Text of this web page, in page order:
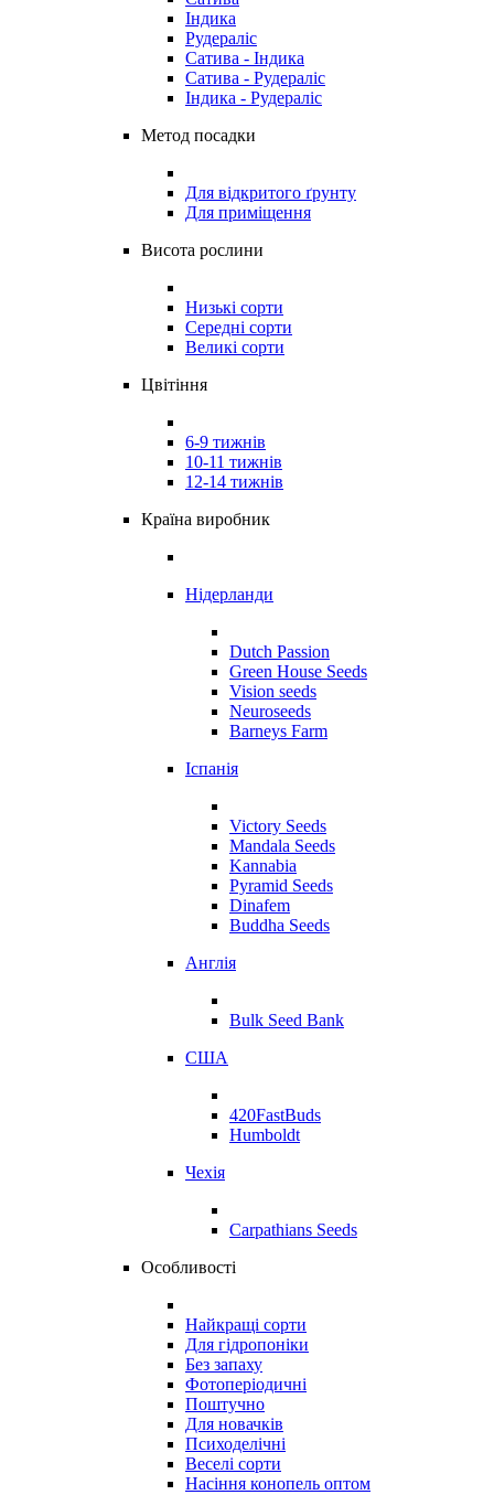
Індика
Рудераліс
Сатива - Індика
Сатива - Рудераліс
Індика - Рудераліс
Метод посадки
Для відкритого ґрунту
Для приміщення
Висота рослини
Низькі сорти
Середні сорти
Великі сорти
Цвітіння
6-9 тижнів
10-11 тижнів
12-14 тижнів
Країна виробник
Нідерланди
Dutch Passion
Green House Seeds
Vision seeds
Neuroseeds
Barneys Farm
Іспанія
Victory Seeds
Mandala Seeds
Kannabia
Pyramid Seeds
Dinafem
Buddha Seeds
Англія
Bulk Seed Bank
США
420FastBuds
Humboldt
Чехія
Carpathians Seeds
Особливості
Найкращі сорти
Для гідропоніки
Без запаху
Фотоперіодичні
Поштучно
Для новачків
Психоделічні
Веселі сорти
Насіння конопель оптом